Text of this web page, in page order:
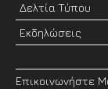
Δελτία Τύπου
Εκδηλώσεις
Επικοινωνήστε